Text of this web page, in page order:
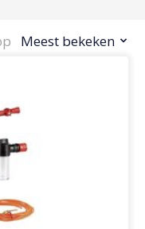
Meest bekeken